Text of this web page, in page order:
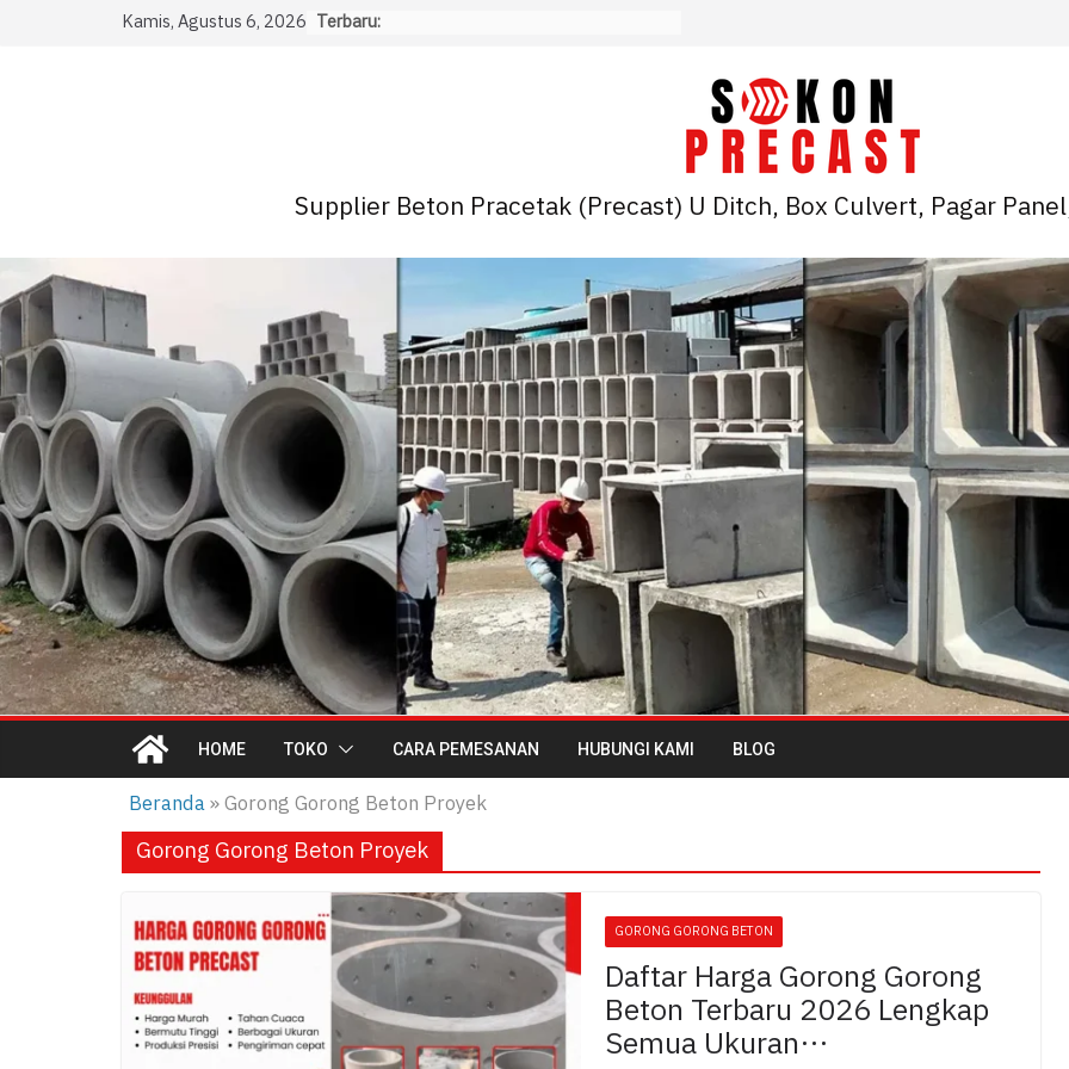
Kamis, Agustus 6, 2026 Terbaru:
Supplier Beton Pracetak (Precast) U Ditch, Box Culvert, Pagar
HOME TOKO CARA PEMESANAN HUBUNGI KAMI BLOG
Beranda»Gorong Gorong Beton Proyek
Gorong Gorong Beton Proyek
GORONG GORONG BETON
Daftar Harga Gorong Gorong
Beton Terbaru 2026 Lengkap
Semua Ukuran…